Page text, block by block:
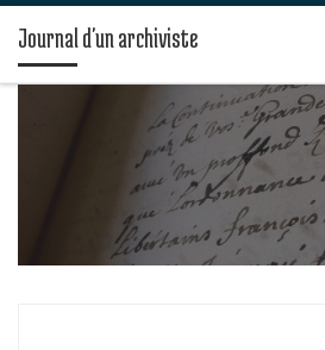
Passer au contenu
Journal d'un archiviste